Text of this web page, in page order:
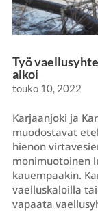
Työ
alkoi
touko 10, 2022
Karjaanjoki ja
muodostavat
hienon
monimuotoinen
kauempaakin.
vaelluskaloilla
vapaata